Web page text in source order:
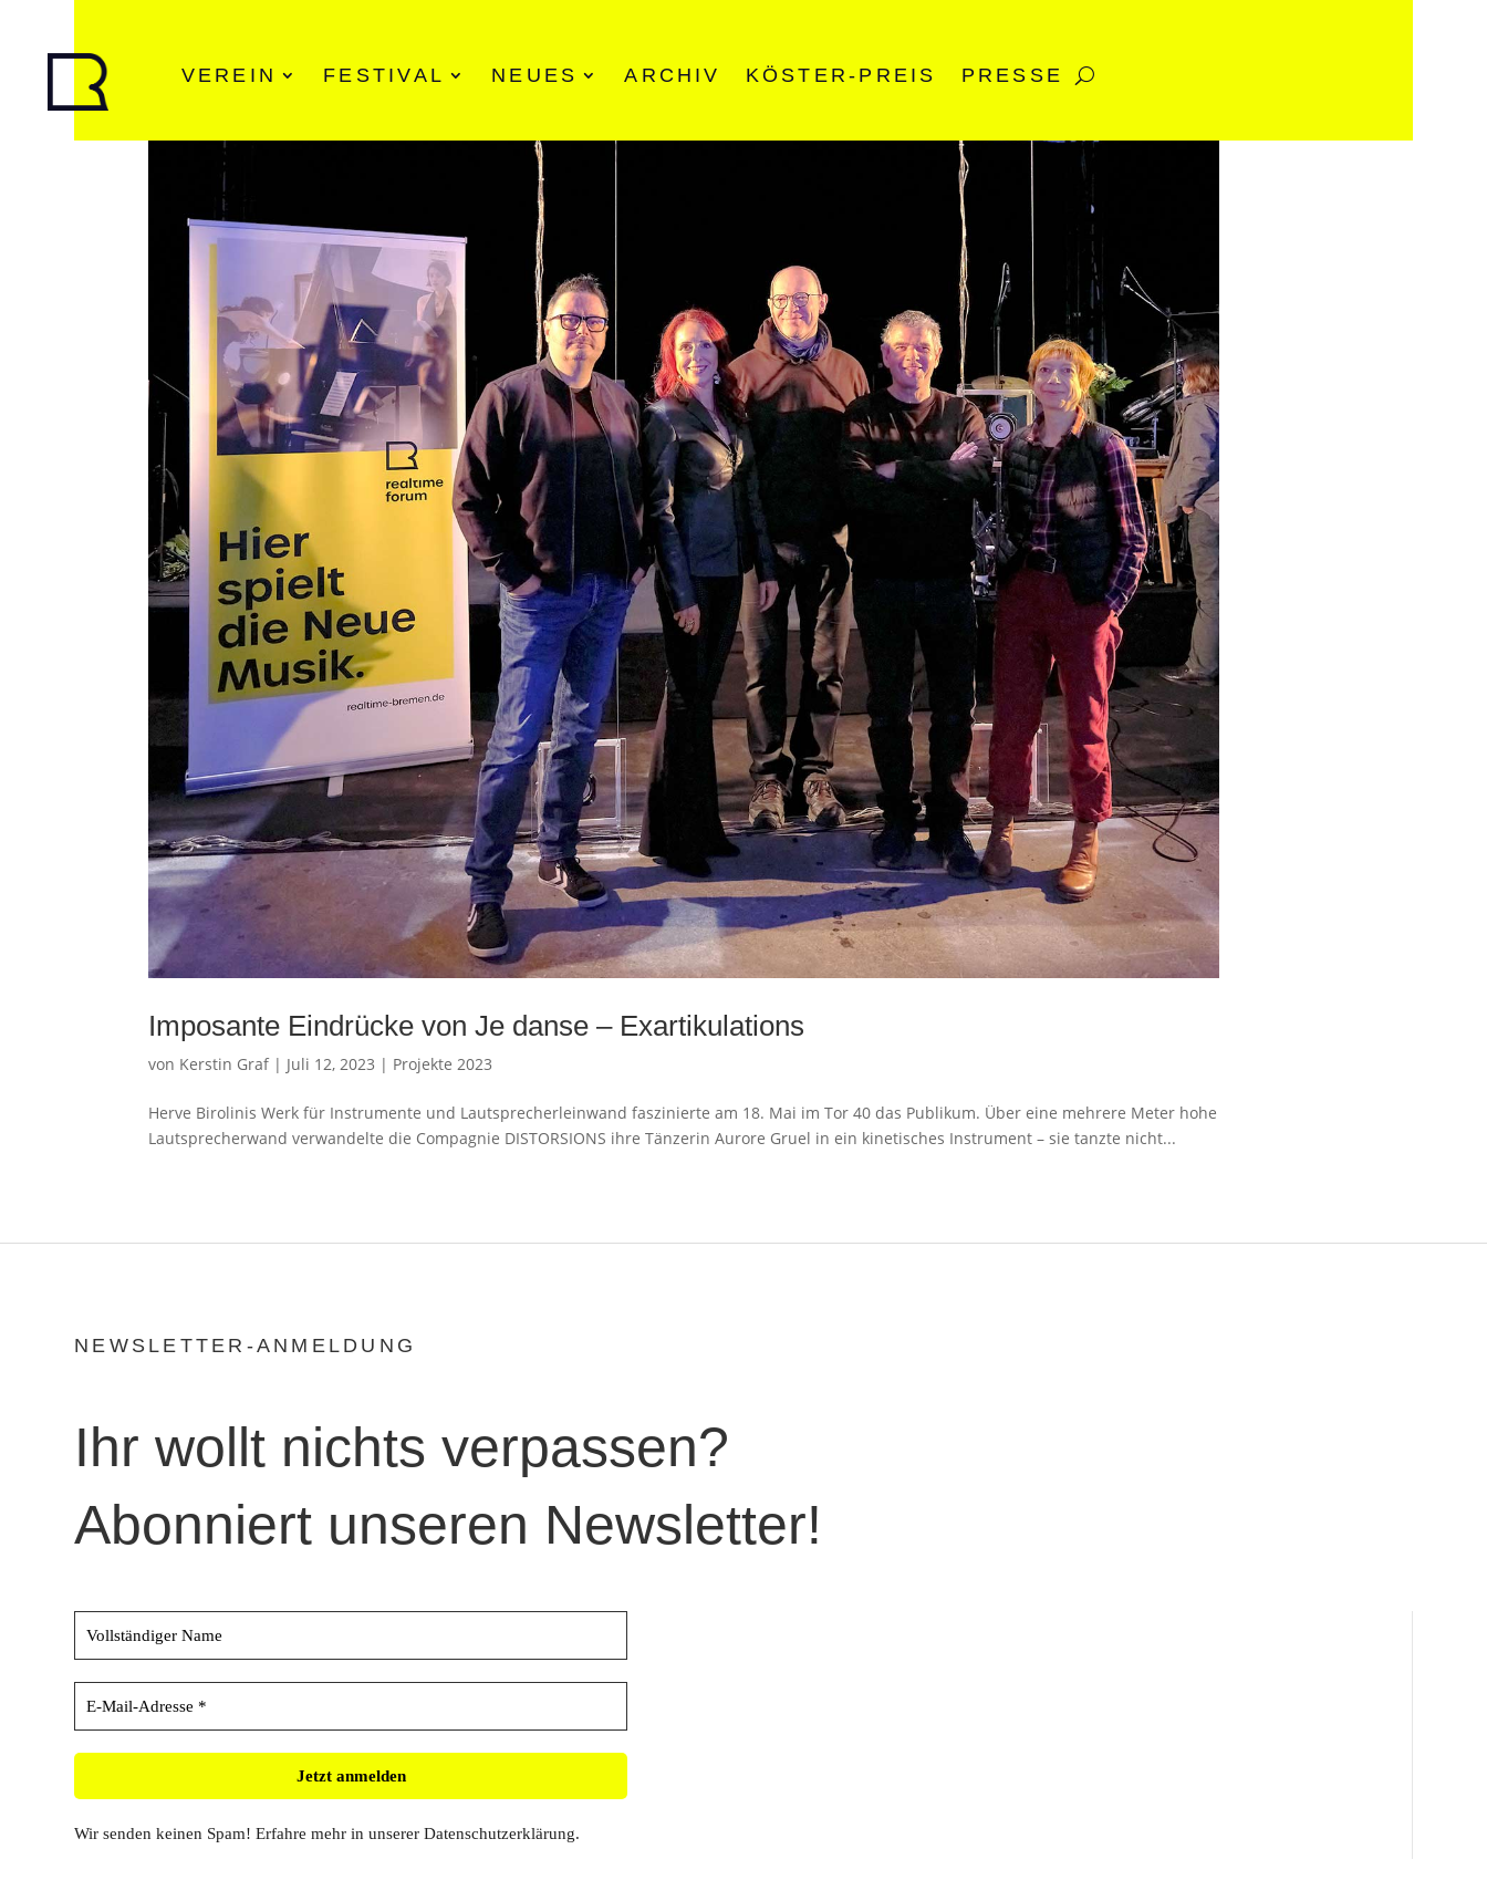
VEREIN FESTIVAL NEUES ARCHIV KÖSTER-PREIS PRESSE
Imposante Eindrücke von Je danse – Exartikulations
von Kerstin Graf| Juli 12, 2023 | Projekte 2023
Herve Birolinis Werk für Instrumente und Lautsprecherleinwand faszinierte am 18. Mai im Tor 40 das Publikum. Über eine mehrere Meter hohe
Lautsprecherwand verwandelte die Compagnie DISTORSIONS ihre Tänzerin Aurore Gruel in ein kinetisches Instrument – sie tanzte nicht...
NEWSLETTER-ANMELDUNG
Ihr wollt nichts verpassen?
Abonniert unseren Newsletter!
Wir senden keinen Spam! Erfahre mehr in unsererDatenschutzerklärung.